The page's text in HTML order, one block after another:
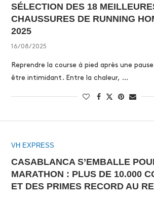
SÉLECTION DES 18
CHAUSSURES DE RUNNING
2025
16/08/2025
Reprendre la course à pied après une
être intimidant. Entre la chaleur, …
VH EXPRESS
CASABLANCA S’EMBALLE
MARATHON : PLUS DE 10.000
ET DES PRIMES RECORD AU